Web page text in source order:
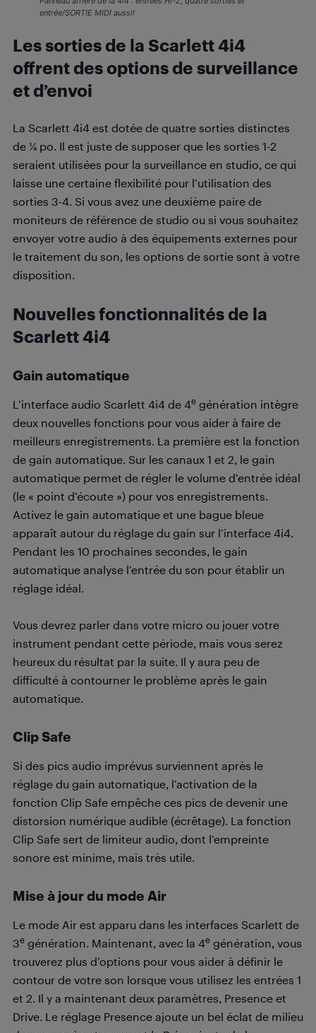
entrée/SORTIE MIDI aussi!
Les sorties de la Scarlett 4i4
offrent des options de surveillance
et d’envoi
La Scarlett 4i4 est dotée de quatre sorties distinctes
de 1⁄4 po. Il est juste de supposer que les sorties 1-2
seraient utilisées pour la surveillance en studio, ce qui
laisse une certaine flexibilité pour l’utilisation des
sorties 3-4. Si vous avez une deuxième paire de
moniteurs de référence de studio ou si vous souhaitez
envoyer votre audio à des équipements externes pour
le traitement du son, les options de sortie sont à votre
disposition.
Nouvelles fonctionnalités de la
Scarlett 4i4
Gain automatique
L’interface audio Scarlett 4i4 de 4e génération intègre
deux nouvelles fonctions pour vous aider à faire de
meilleurs enregistrements. La première est la fonction
de gain automatique. Sur les canaux 1 et 2, le gain
automatique permet de régler le volume d’entrée idéal
(le « point d’écoute ») pour vos enregistrements.
Activez le gain automatique et une bague bleue
apparaît autour du réglage du gain sur l’interface 4i4.
Pendant les 10 prochaines secondes, le gain
automatique analyse l’entrée du son pour établir un
réglage idéal.
Vous devrez parler dans votre micro ou jouer votre
instrument pendant cette période, mais vous serez
heureux du résultat par la suite. Il y aura peu de
difficulté à contourner le problème après le gain
automatique.
Clip Safe
Si des pics audio imprévus surviennent après le
réglage du gain automatique, l’activation de la
fonction Clip Safe empêche ces pics de devenir une
distorsion numérique audible (écrêtage). La fonction
Clip Safe sert de limiteur audio, dont l’empreinte
sonore est minime, mais très utile.
Mise à jour du mode Air
Le mode Air est apparu dans les interfaces Scarlett de
3e génération. Maintenant, avec la 4e génération, vous
trouverez plus d’options pour vous aider à définir le
contour de votre son lorsque vous utilisez les entrées 1
et 2. Il y a maintenant deux paramètres, Presence et
Drive. Le réglage Presence ajoute un bel éclat de milieu